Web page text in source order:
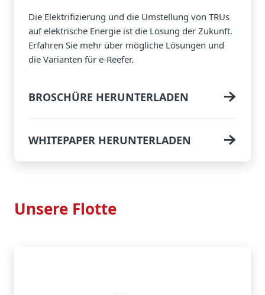
Die Elektrifizierung und die Umstellung von TRUs
auf elektrische Energie ist die Lösung der Zukunft.
Erfahren Sie mehr über mögliche Lösungen und
die Varianten für e-Reefer.
BROSCHÜRE HERUNTERLADEN
WHITEPAPER HERUNTERLADEN
Unsere Flotte